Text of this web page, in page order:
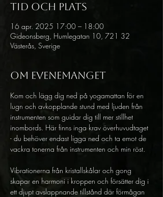
Tid och plats
16 apr. 2025 17:00 – 18:00
Gideonsberg, Humlegatan 10, 721 32
Västerås, Sverige
Om evenemanget
Kom och lägg dig ned på yogamattan för en
lugn och avkopplande stund med ljuden från
instrumenten som guidar dig till mer stillhet
inombords. Här finns inga krav överhuvudtaget
- du behöver endast ligga ned och ta emot de
vackra tonerna från instrumenten och min röst.
Vibrationerna från kristallskålar och gong
skapar en harmoni i kroppen och försätter dig i
ett djupt avslappnande tillstånd där förmågan